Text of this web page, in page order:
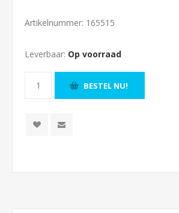
Artikelnummer: 165515
Leverbaar: Op voorraad
BESTEL NU!